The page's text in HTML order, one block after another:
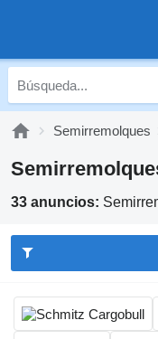
Semirremolques
33 anuncios: